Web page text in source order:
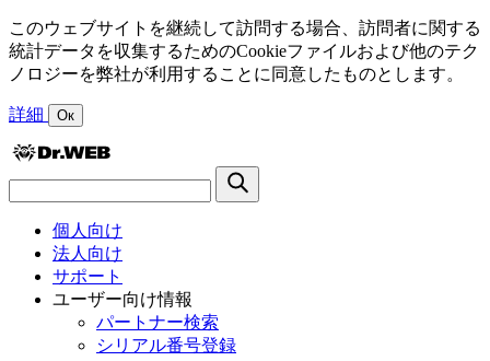
このウェブサイトを継続して訪問する場合、訪問者に関する
統計データを収集するためのCookieファイルおよび他のテク
ノロジーを弊社が利用することに同意したものとします。
詳細 Ок
個人向け
法人向け
サポート
ユーザー向け情報
パートナー検索
シリアル番号登録